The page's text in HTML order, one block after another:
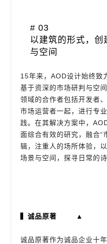
# 03
以建筑的形式，创
与空间
15年来，AOD设计始终致
基于资深的市场研判与空
领域的合作者包括开发者
市场运营者一起，进行专
践。在其解决方案中，
面综合有效的研究，融合“
辑，注重人的场所体验，
场景与空间，探寻日常的
▍诚品原著 ▲
诚品原著作为诚品企业十